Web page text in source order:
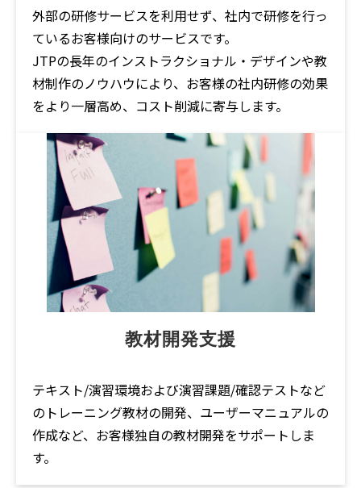
外部の研修サービスを利用せず、社内で研修を行っ
ているお客様向けのサービスです。
JTPの長年のインストラクショナル・デザインや教
材制作のノウハウにより、お客様の社内研修の効果
をより一層高め、コスト削減に寄与します。
教材開発支援
テキスト/演習環境および演習課題/確認テストなど
のトレーニング教材の開発、ユーザーマニュアルの
作成など、お客様独自の教材開発をサポートしま
す。